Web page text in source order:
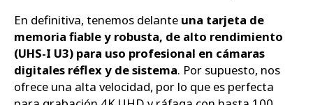
En definitiva, tenemos delante una tarjeta de
memoria fiable y robusta, de alto rendimiento
(UHS-I U3) para uso profesional en cámaras
digitales réflex y de sistema. Por supuesto, nos
ofrece una alta velocidad, por lo que es perfecta